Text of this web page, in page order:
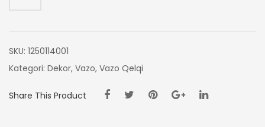
SKU: 1250114001
Kategori: Dekor, Vazo, Vazo Qelqi
Share This Product